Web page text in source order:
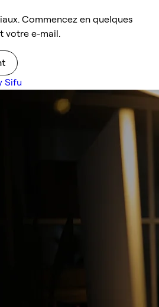
Commencez en quelques
votre e-mail.
Sifu